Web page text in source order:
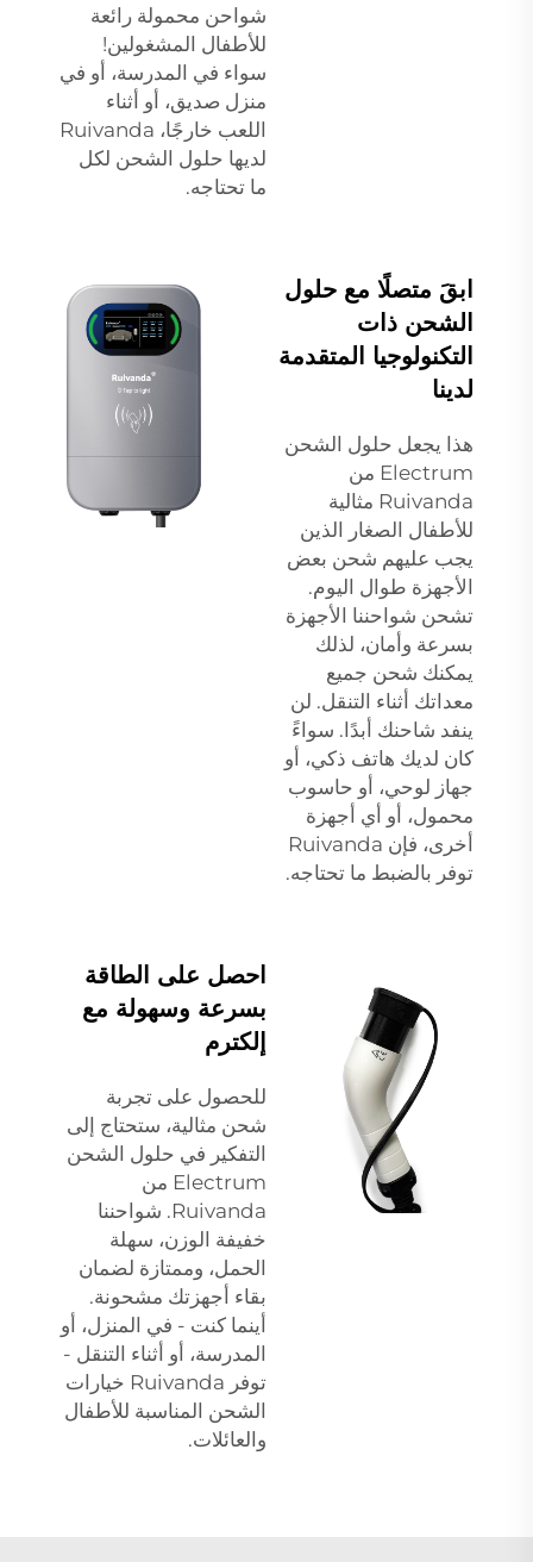
شواحن محمولة رائعة
للأطفال المشغولين!
سواء في المدرسة، أو في
منزل صديق، أو أثناء
اللعب خارجًا، Ruivanda
لديها حلول الشحن لكل
ما تحتاجه.
ابقَ متصلًا مع حلول
الشحن ذات
التكنولوجيا المتقدمة
لدينا
هذا يجعل حلول الشحن
Electrum من
Ruivanda مثالية
للأطفال الصغار الذين
يجب عليهم شحن بعض
الأجهزة طوال اليوم.
تشحن شواحننا الأجهزة
بسرعة وأمان، لذلك
يمكنك شحن جميع
معداتك أثناء التنقل. لن
ينفد شاحنك أبدًا. سواءً
كان لديك هاتف ذكي، أو
جهاز لوحي، أو حاسوب
محمول، أو أي أجهزة
أخرى، فإن Ruivanda
توفر بالضبط ما تحتاجه.
احصل على الطاقة
بسرعة وسهولة مع
إلكترم
للحصول على تجربة
شحن مثالية، ستحتاج إلى
التفكير في حلول الشحن
Electrum من
Ruivanda. شواحننا
خفيفة الوزن، سهلة
الحمل، وممتازة لضمان
بقاء أجهزتك مشحونة.
أينما كنت - في المنزل، أو
المدرسة، أو أثناء التنقل -
توفر Ruivanda خيارات
الشحن المناسبة للأطفال
والعائلات.